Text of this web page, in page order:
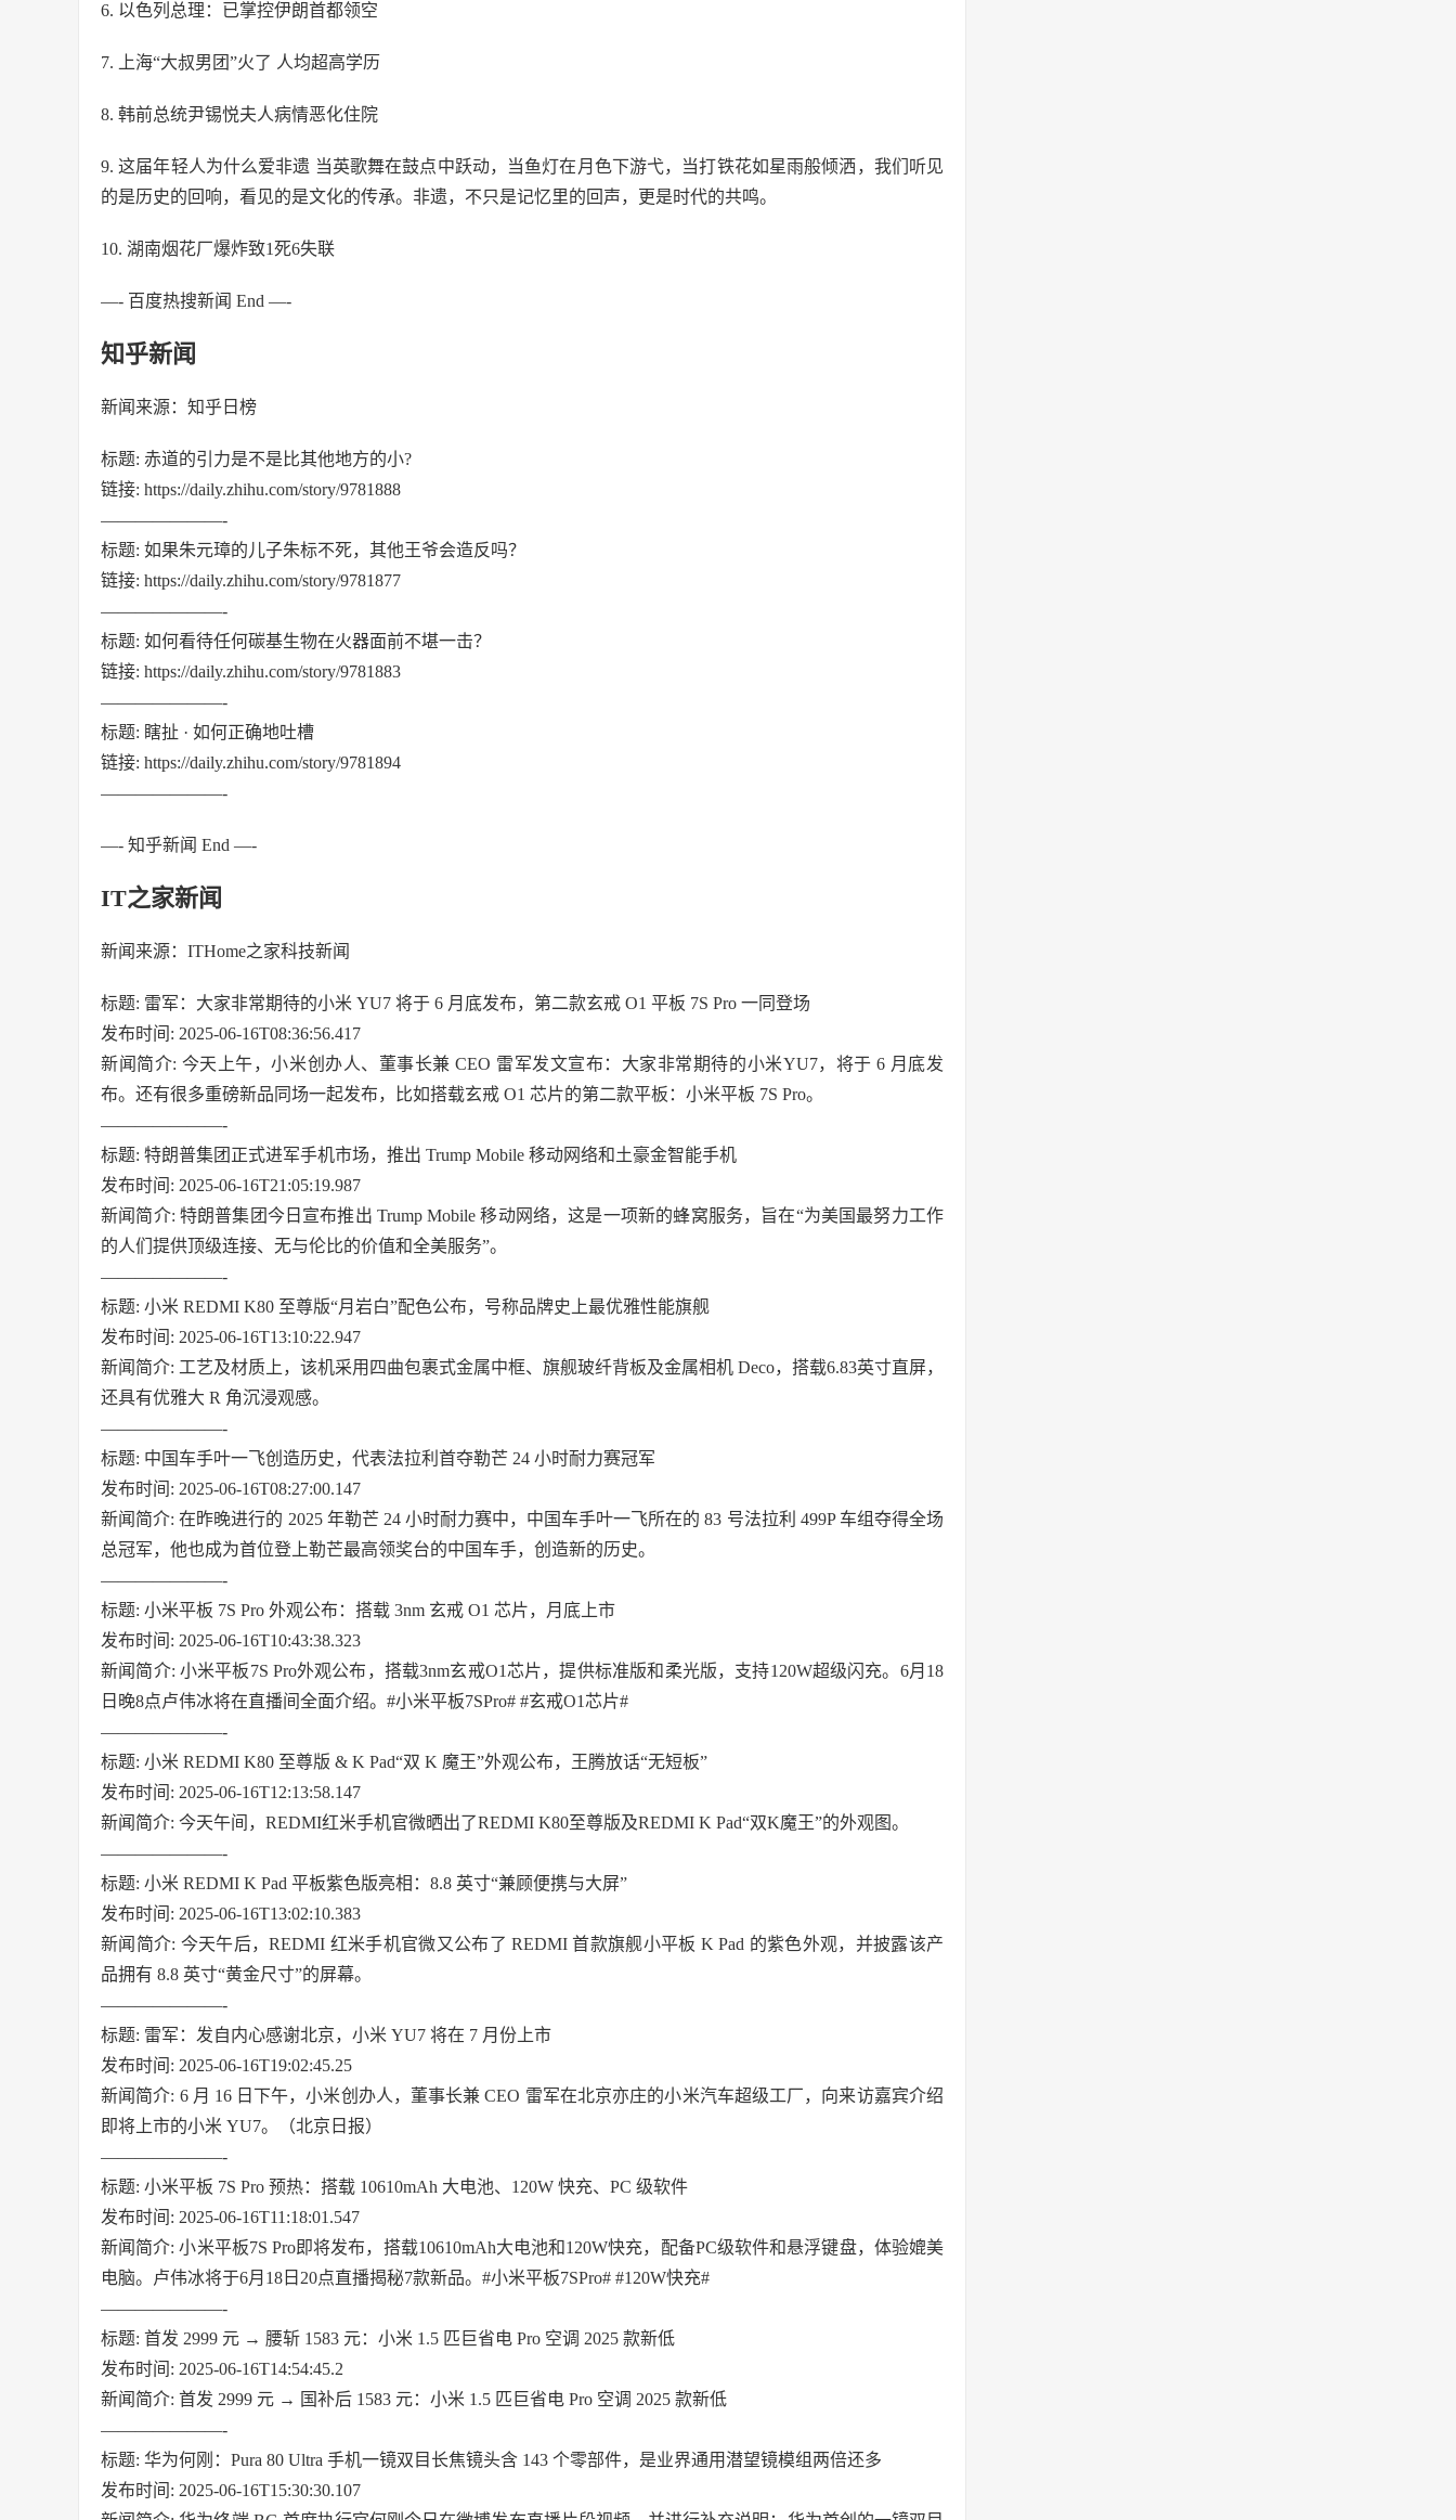
6. 以色列总理：已掌控伊朗首都领空
7. 上海“大叔男团”火了 人均超高学历
8. 韩前总统尹锡悦夫人病情恶化住院
9. 这届年轻人为什么爱非遗 当英歌舞在鼓点中跃动，当鱼灯在月色下游弋，当打铁花如星雨般倾洒，我们听见
的是历史的回响，看见的是文化的传承。非遗，不只是记忆里的回声，更是时代的共鸣。
10. 湖南烟花厂爆炸致1死6失联
—- 百度热搜新闻 End —-
知乎新闻
新闻来源：知乎日榜
标题: 赤道的引力是不是比其他地方的小?
链接: https://daily.zhihu.com/story/9781888
———————-
标题: 如果朱元璋的儿子朱标不死，其他王爷会造反吗？
链接: https://daily.zhihu.com/story/9781877
———————-
标题: 如何看待任何碳基生物在火器面前不堪一击？
链接: https://daily.zhihu.com/story/9781883
———————-
标题: 瞎扯 · 如何正确地吐槽
链接: https://daily.zhihu.com/story/9781894
———————-
—- 知乎新闻 End —-
IT之家新闻
新闻来源：ITHome之家科技新闻
标题: 雷军：大家非常期待的小米 YU7 将于 6 月底发布，第二款玄戒 O1 平板 7S Pro 一同登场
发布时间: 2025-06-16T08:36:56.417
新闻简介: 今天上午，小米创办人、董事长兼 CEO 雷军发文宣布：大家非常期待的小米YU7，将于 6 月底发
布。还有很多重磅新品同场一起发布，比如搭载玄戒 O1 芯片的第二款平板：小米平板 7S Pro。
———————-
标题: 特朗普集团正式进军手机市场，推出 Trump Mobile 移动网络和土豪金智能手机
发布时间: 2025-06-16T21:05:19.987
新闻简介: 特朗普集团今日宣布推出 Trump Mobile 移动网络，这是一项新的蜂窝服务，旨在“为美国最努力工作
的人们提供顶级连接、无与伦比的价值和全美服务”。
———————-
标题: 小米 REDMI K80 至尊版“月岩白”配色公布，号称品牌史上最优雅性能旗舰
发布时间: 2025-06-16T13:10:22.947
新闻简介: 工艺及材质上，该机采用四曲包裹式金属中框、旗舰玻纤背板及金属相机 Deco，搭载6.83英寸直屏，
还具有优雅大 R 角沉浸观感。
———————-
标题: 中国车手叶一飞创造历史，代表法拉利首夺勒芒 24 小时耐力赛冠军
发布时间: 2025-06-16T08:27:00.147
新闻简介: 在昨晚进行的 2025 年勒芒 24 小时耐力赛中，中国车手叶一飞所在的 83 号法拉利 499P 车组夺得全场
总冠军，他也成为首位登上勒芒最高领奖台的中国车手，创造新的历史。
———————-
标题: 小米平板 7S Pro 外观公布：搭载 3nm 玄戒 O1 芯片，月底上市
发布时间: 2025-06-16T10:43:38.323
新闻简介: 小米平板7S Pro外观公布，搭载3nm玄戒O1芯片，提供标准版和柔光版，支持120W超级闪充。6月18
日晚8点卢伟冰将在直播间全面介绍。#小米平板7SPro# #玄戒O1芯片#
———————-
标题: 小米 REDMI K80 至尊版 & K Pad“双 K 魔王”外观公布，王腾放话“无短板”
发布时间: 2025-06-16T12:13:58.147
新闻简介: 今天午间，REDMI红米手机官微晒出了REDMI K80至尊版及REDMI K Pad“双K魔王”的外观图。
———————-
标题: 小米 REDMI K Pad 平板紫色版亮相：8.8 英寸“兼顾便携与大屏”
发布时间: 2025-06-16T13:02:10.383
新闻简介: 今天午后，REDMI 红米手机官微又公布了 REDMI 首款旗舰小平板 K Pad 的紫色外观，并披露该产
品拥有 8.8 英寸“黄金尺寸”的屏幕。
———————-
标题: 雷军：发自内心感谢北京，小米 YU7 将在 7 月份上市
发布时间: 2025-06-16T19:02:45.25
新闻简介: 6 月 16 日下午，小米创办人，董事长兼 CEO 雷军在北京亦庄的小米汽车超级工厂，向来访嘉宾介绍
即将上市的小米 YU7。（北京日报）
———————-
标题: 小米平板 7S Pro 预热：搭载 10610mAh 大电池、120W 快充、PC 级软件
发布时间: 2025-06-16T11:18:01.547
新闻简介: 小米平板7S Pro即将发布，搭载10610mAh大电池和120W快充，配备PC级软件和悬浮键盘，体验媲美
电脑。卢伟冰将于6月18日20点直播揭秘7款新品。#小米平板7SPro# #120W快充#
———————-
标题: 首发 2999 元 → 腰斩 1583 元：小米 1.5 匹巨省电 Pro 空调 2025 款新低
发布时间: 2025-06-16T14:54:45.2
新闻简介: 首发 2999 元 → 国补后 1583 元：小米 1.5 匹巨省电 Pro 空调 2025 款新低
———————-
标题: 华为何刚：Pura 80 Ultra 手机一镜双目长焦镜头含 143 个零部件，是业界通用潜望镜模组两倍还多
发布时间: 2025-06-16T15:30:30.107